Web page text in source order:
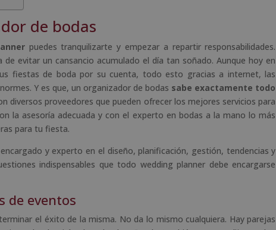
de bodas
puedes tranquilizarte y empezar a repartir responsabilidades.
evitar un cansancio acumulado el día tan soñado. Aunque hoy en
fiestas de boda por su cuenta, todo esto gracias a internet, las
Y es que, un organizador de bodas sabe exactamente todo
diversos proveedores que pueden ofrecer los mejores servicios para
la asesoría adecuada y con el experto en bodas a la mano lo más
para tu fiesta.
y experto en el diseño, planificación, gestión, tendencias y
indispensables que todo wedding planner debe encargarse
de eventos
el éxito de la misma. No da lo mismo cualquiera. Hay parejas